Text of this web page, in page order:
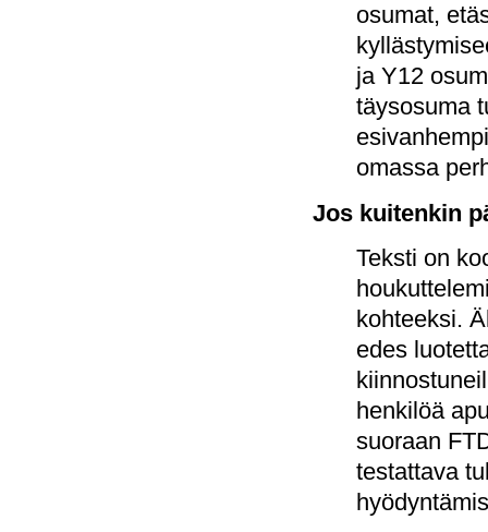
osumat,
ja Y12
täysosuma
omassa
Jos kuitenkin
Teksti on
kohteeksi.
edes
henkilöä
suoraan
testattava